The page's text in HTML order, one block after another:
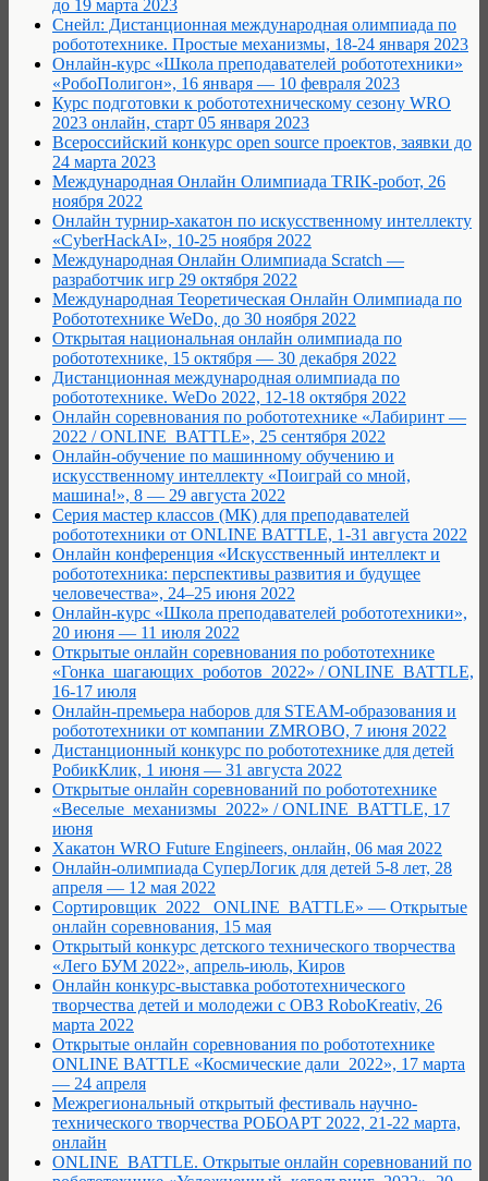
до 19 марта 2023
Снейл: Дистанционная международная олимпиада по
робототехнике. Простые механизмы, 18-24 января 2023
Онлайн-курс «Школа преподавателей робототехники»
«РобоПолигон», 16 января — 10 февраля 2023
Курс подготовки к робототехническому сезону WRO
2023 онлайн, старт 05 января 2023
Всероссийский конкурс open source проектов, заявки до
24 марта 2023
Международная Онлайн Олимпиада TRIK-робот, 26
ноября 2022
Онлайн турнир-хакатон по искусственному интеллекту
«CyberHackAI», 10-25 ноября 2022
Международная Онлайн Олимпиада Scratch —
разработчик игр 29 октября 2022
Международная Теоретическая Онлайн Олимпиада по
Робототехнике WeDo, до 30 ноября 2022
Открытая национальная онлайн олимпиада по
робототехнике, 15 октября — 30 декабря 2022
Дистанционная международная олимпиада по
робототехнике. WeDo 2022, 12-18 октября 2022
Онлайн соревнования по робототехнике «Лабиринт —
2022 / ONLINE_BATTLE», 25 сентября 2022
Онлайн-обучение по машинному обучению и
искусственному интеллекту «Поиграй со мной,
машина!», 8 — 29 августа 2022
Серия мастер классов (МК) для преподавателей
робототехники от ONLINE BATTLE, 1-31 августа 2022
Онлайн конференция «Искусственный интеллект и
робототехника: перспективы развития и будущее
человечества», 24–25 июня 2022
Онлайн-курс «Школа преподавателей робототехники»,
20 июня — 11 июля 2022
Открытые онлайн соревнования по робототехнике
«Гонка_шагающих_роботов_2022» / ONLINE_BATTLE,
16-17 июля
Онлайн-премьера наборов для STEAM-образования и
робототехники от компании ZMROBO, 7 июня 2022
Дистанционный конкурс по робототехнике для детей
РобикКлик, 1 июня — 31 августа 2022
Открытые онлайн соревнований по робототехнике
«Веселые_механизмы_2022» / ONLINE_BATTLE, 17
июня
Хакатон WRO Future Engineers, онлайн, 06 мая 2022
Онлайн-олимпиада СуперЛогик для детей 5-8 лет, 28
апреля — 12 мая 2022
Сортировщик_2022 _ONLINE_BATTLE» — Открытые
онлайн соревнования, 15 мая
Открытый конкурс детского технического творчества
«Лего БУМ 2022», апрель-июль, Киров
Онлайн конкурс-выставка робототехнического
творчества детей и молодежи с ОВЗ RoboKreativ, 26
марта 2022
Открытые онлайн соревнования по робототехнике
ONLINE BATTLE «Космические дали_2022», 17 марта
— 24 апреля
Межрегиональный открытый фестиваль научно-
технического творчества РОБОАРТ 2022, 21-22 марта,
онлайн
ONLINE_BATTLE. Открытые онлайн соревнований по